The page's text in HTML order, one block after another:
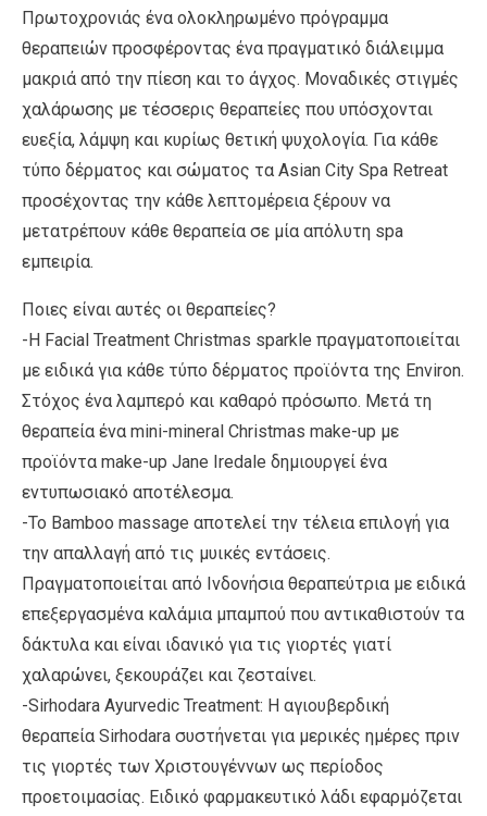
Πρωτοχρονιάς ένα ολοκληρωμένο πρόγραμμα
θεραπειών προσφέροντας ένα πραγματικό διάλειμμα
μακριά από την πίεση και το άγχος. Μοναδικές στιγμές
χαλάρωσης με τέσσερις θεραπείες που υπόσχονται
ευεξία, λάμψη και κυρίως θετική ψυχολογία. Για κάθε
τύπο δέρματος και σώματος τα Asian City Spa Retreat
προσέχοντας την κάθε λεπτομέρεια ξέρουν να
μετατρέπουν κάθε θεραπεία σε μία απόλυτη spa
εμπειρία.
Ποιες είναι αυτές οι θεραπείες?
-Η Facial Treatment Christmas sparkle πραγματοποιείται
με ειδικά για κάθε τύπο δέρματος προϊόντα της Environ.
Στόχος ένα λαμπερό και καθαρό πρόσωπο. Μετά τη
θεραπεία ένα mini-mineral Christmas make-up με
προϊόντα make-up Jane Iredale δημιουργεί ένα
εντυπωσιακό αποτέλεσμα.
-Το Bamboo massage αποτελεί την τέλεια επιλογή για
την απαλλαγή από τις μυικές εντάσεις.
Πραγματοποιείται από Ινδονήσια θεραπεύτρια με ειδικά
επεξεργασμένα καλάμια μπαμπού που αντικαθιστούν τα
δάκτυλα και είναι ιδανικό για τις γιορτές γιατί
χαλαρώνει, ξεκουράζει και ζεσταίνει.
-Sirhodara Ayurvedic Treatment: H αγιουβερδική
θεραπεία Sirhodara συστήνεται για μερικές ημέρες πριν
τις γιορτές των Χριστουγέννων ως περίοδος
προετοιμασίας. Ειδικό φαρμακευτικό λάδι εφαρμόζεται